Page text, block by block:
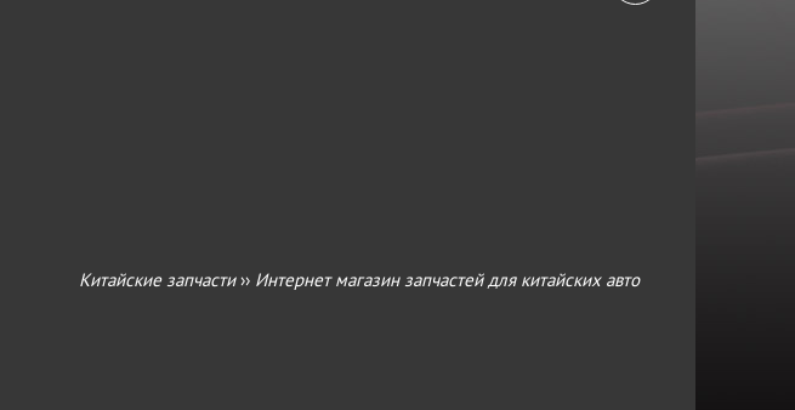
Китайские запчасти›› Интернет магазин запчастей для китайских авто